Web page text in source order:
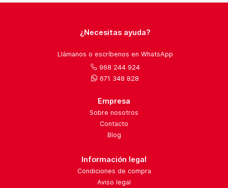
¿Necesitas ayuda?
Llámanos o escríbenos en WhatsApp
968 244 924
671 348 828
Empresa
Sobre nosotros
Contacto
Blog
Información legal
Condiciones de compra
Aviso legal